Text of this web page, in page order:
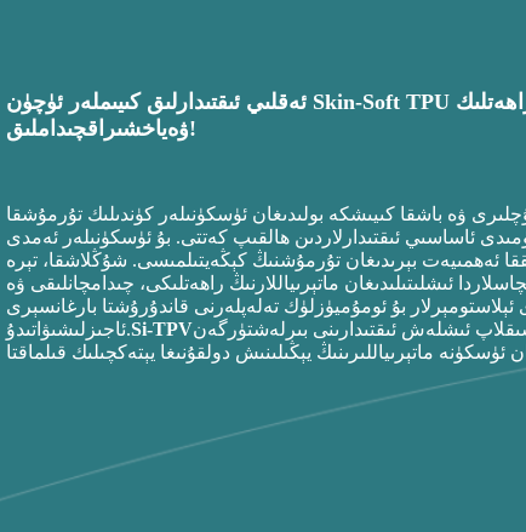
ۋەياخشىراق چىداملىق!
ۋە باشقا كىيىشكە بولىدىغان ئۈسكۈنىلەر كۈندىلىك تۇرمۇشقا
ئاساسىي ئىقتىدارلاردىن ھالقىپ كەتتى. بۇ ئۈسكۈنىلەر ئەمدى
بېرىدىغان تۇرمۇشنىڭ كېڭەيتىلمىسى. شۇڭلاشقا، تېرە
ئىشلىتىلىدىغان ماتېرىياللارنىڭ راھەتلىكى، چىدامچانلىقى ۋە
ئېلاستومېرلار بۇ ئومۇميۈزلۈك تەلەپلەرنى قاندۇرۇشتا بارغانسېرى
ئاجىزلىشىۋاتىدۇ.Si-TPVئىشلەش ئىقتىدارىنى بىرلەشتۈرگەن